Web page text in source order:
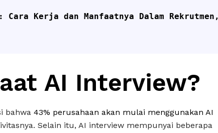
Kerja dan Manfaatnya Dalam Rekrutmen,
AI Interview?
bahwa 43% perusahaan akan mulai menggunakan AI
Selain itu, AI interview mempunyai beberapa